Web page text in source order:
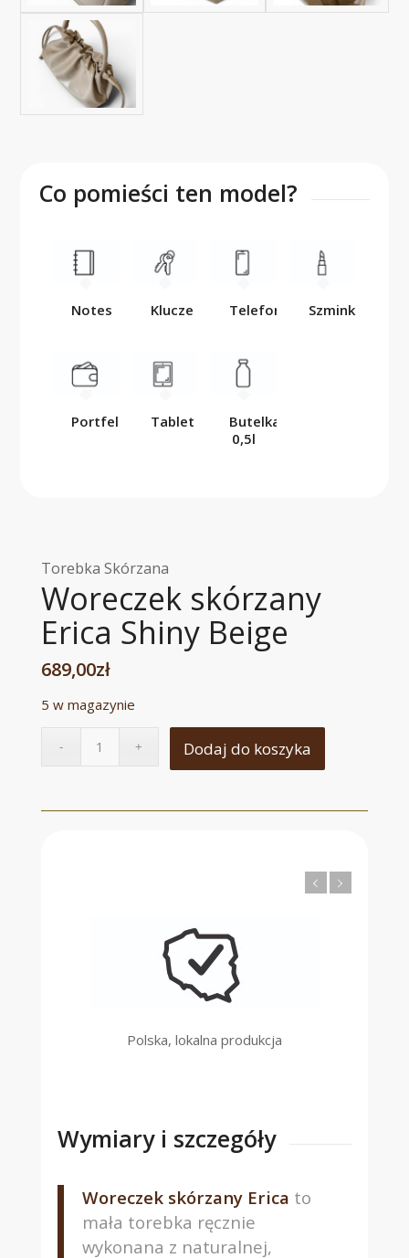
Co pomieści ten model?
Notes Klucze Telefon Szminka
Portfel Tablet
Butelka
0,5l
Torebka Skórzana
Woreczek skórzany
Erica Shiny Beige
689,00zł
5 w magazynie
Dodaj do koszyka
Polska, lokalna produkcja
Wymiary i szczegóły
Woreczek skórzany Erica to
mała torebka ręcznie
wykonana z naturalnej,